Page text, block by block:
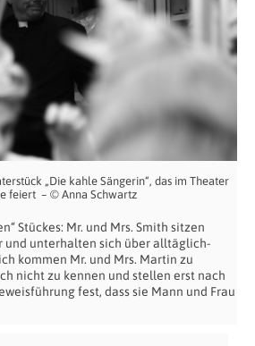
„Die kahle Sängerin“, das im Theater
feiert – © Anna Schwartz
Stückes: Mr. und Mrs. Smith sitzen
und unterhalten sich über alltäglich-
kommen Mr. und Mrs. Martin zu
nicht zu kennen und stellen erst nach
fest, dass sie Mann und Frau